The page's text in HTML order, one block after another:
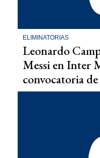
ELIMINATORIAS
Leonardo
Messi en Inter
convocatoria